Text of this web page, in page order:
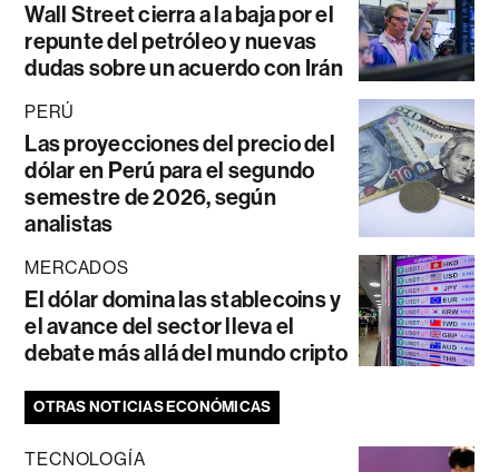
Wall Street cierra a la baja por el
repunte del petróleo y nuevas
dudas sobre un acuerdo con Irán
PERÚ
Las proyecciones del precio del
dólar en Perú para el segundo
semestre de 2026, según
analistas
MERCADOS
El dólar domina las stablecoins y
el avance del sector lleva el
debate más allá del mundo cripto
OTRAS NOTICIAS ECONÓMICAS
TECNOLOGÍA